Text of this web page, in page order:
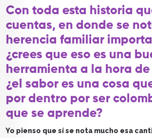
Con toda esta historia
cuentas, en donde se
herencia familiar
¿crees que eso es una
herramienta a la hora
¿el sabor es una cosa
por dentro por ser
que se aprende?
Yo pienso que sí se nota mucho esa